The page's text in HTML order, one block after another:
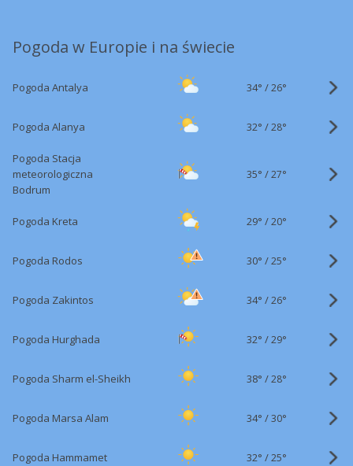
Pogoda w Europie i na świecie
Pogoda Antalya 34° /26°
Pogoda Alanya 32° /28°
Pogoda Stacja
meteorologiczna
Bodrum
35° /27°
Pogoda Kreta 29° /20°
Pogoda Rodos 30° /25°
Pogoda Zakintos 34° /26°
Pogoda Hurghada 32° /29°
Pogoda Sharm el-Sheikh 38° /28°
Pogoda Marsa Alam 34° /30°
Pogoda Hammamet 32° /25°